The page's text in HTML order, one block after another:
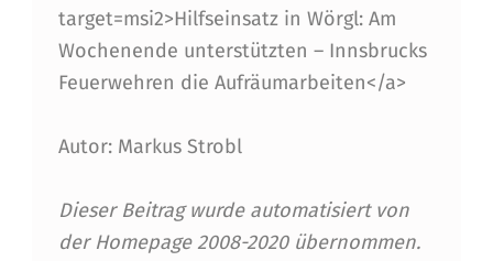
target=msi2>Hilfseinsatz in Wörgl: Am
Wochenende unterstützten – Innsbrucks
Feuerwehren die Aufräumarbeiten</a>
Autor: Markus Strobl
Dieser Beitrag wurde automatisiert von
der Homepage 2008-2020 übernommen.